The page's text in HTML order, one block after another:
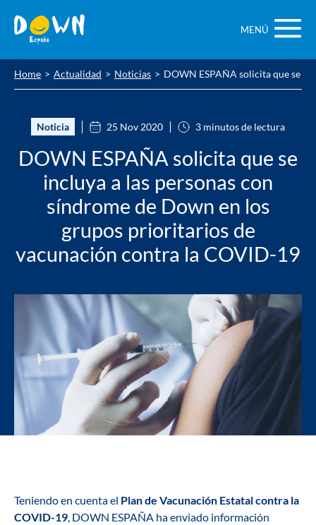
contenido
MENÚ
Home Actualidad Noticias DOWN ESPAÑA solicita que se
Noticia 25 Nov 2020 3 minutos de lectura
DOWN ESPAÑA solicita que se
incluya a las personas con
síndrome de Down en los
grupos prioritarios de
vacunación contra la COVID-19
Teniendo en cuenta el Plan de Vacunación Estatal contra la
COVID-19, DOWN ESPAÑA ha enviado información